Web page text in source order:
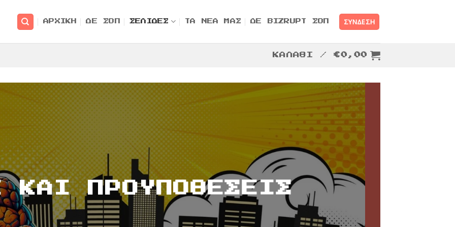
ΑΡΧΙΚΗ ΔΕ ΣΟΠ ΣΕΛΙΔΕΣ ΤΑ ΝΕΑ ΜΑΣ ΔΕ BIZRUPT ΣΟΠ ΣΎΝΔΕΣΗ
ΚΑΛΆΘΙ /€0,00
ΚΑΙ ΠΡΟΥΠΟΘΕΣΕΙΣ